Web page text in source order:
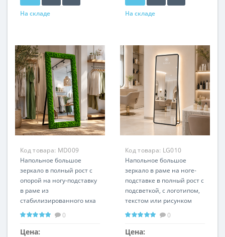
На складе На складе
Код товара: MD009
Напольное большое
зеркало в полный рост с
опорой на ногу-подставку
в раме из
стабилизированного мха
MD009
0
Цена:
Код товара: LG010
Напольное большое
зеркало в раме на ноге-
подставке в полный рост с
подсветкой, с логотипом,
текстом или рисунком
LG010
Любой размер и цвет
рамы по RAL
0
Цена: